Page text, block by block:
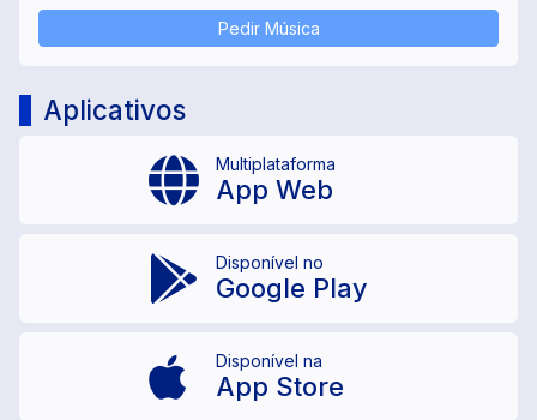
Pedir Música
Aplicativos
Multiplataforma
App Web
Disponível no
Google Play
Disponível na
App Store